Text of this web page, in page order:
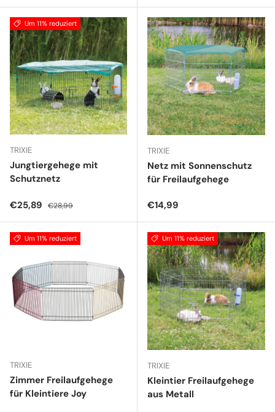
Um 11% reduziert
TRIXIE
Jungtiergehege mit
Schutznetz
Verkaufspreis
€25,89 Normaler Preis
€28,99
TRIXIE
Netz mit Sonnenschutz
für Freilaufgehege
Normaler Preis
€14,99
Um 11% reduziert
TRIXIE
Zimmer Freilaufgehege
für Kleintiere Joy
Um 11% reduziert
TRIXIE
Kleintier Freilaufgehege
aus Metall